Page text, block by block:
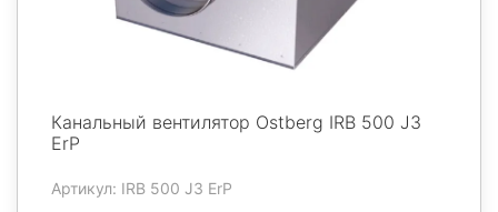
Канальный вентилятор Ostberg IRB 500 J3
ErP
Артикул: IRB 500 J3 ErP